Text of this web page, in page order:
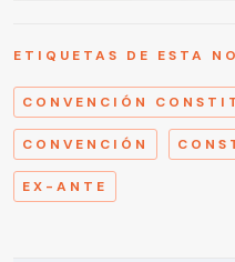
ETIQUETAS DE ESTA
CONVENCIÓN
CONVENCIÓN
EX-ANTE